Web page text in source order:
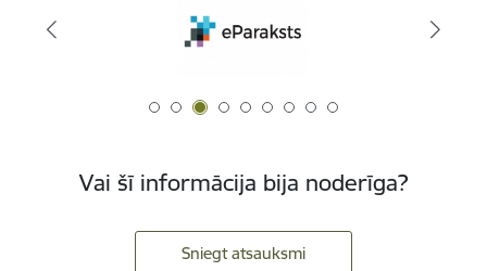
Vai šī informācija bija noderīga?
Sniegt atsauksmi